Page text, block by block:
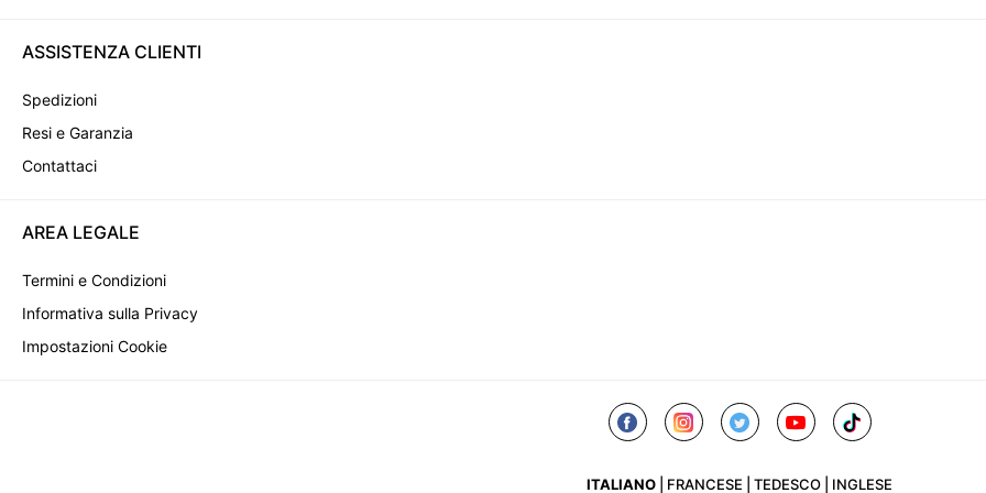
ASSISTENZA CLIENTI
Spedizioni
Resi e Garanzia
Contattaci
AREA LEGALE
Termini e Condizioni
Informativa sulla Privacy
Impostazioni Cookie
ITALIANO FRANCESE TEDESCO INGLESE